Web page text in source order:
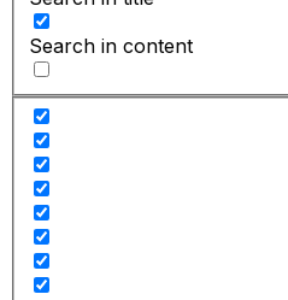
Search in content